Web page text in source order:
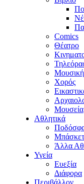
Comics
Θέατρο
Μουσική
Χορός
Μουσεία
Αθλητικά
Μπάσκετ
Άλλα
Υγεία
Ευεξία
Διάφορα
Περιβάλλον